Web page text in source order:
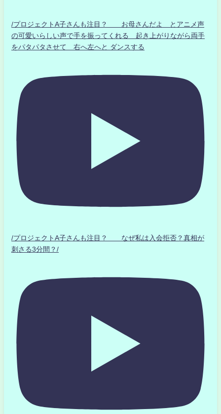
/プロジェクトA子さんも注目？ お母さんだよ とアニメ声
の可愛いらしい声で手を振ってくれる 起き上がりながら両手
をパタパタさせて 右へ左へと ダンスする
/プロジェクトA子さんも注目？ なぜ私は入会拒否？真相が
刺さる3分間？/